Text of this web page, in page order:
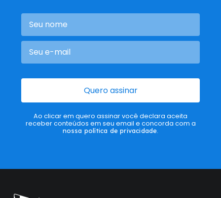
Quero assinar
Ao clicar em quero assinar você declara aceita
receber conteúdos em seu email e concorda com a
nossa política de privacidade.